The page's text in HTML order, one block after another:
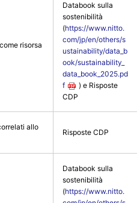
risorsa
Databook sulla
sostenibilità
(https://www.nitto.
com/jp/en/others/s
ustainability/data_b
ook/sustainability_
data_book_2025.pd
f
) e Risposte
CDP
allo
Risposte CDP
Databook sulla
sostenibilità
(https://www.nitto.